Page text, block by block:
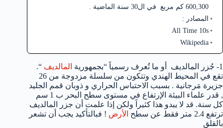
600,300 كم مربع في ال30 سنة الماضية .
المصادر :
All Time 10s
Wikipedia
1- جُزر المالديف أو ما تُعرف رسمياََ “بجمهورية المالديف “.
تقع في المحيط الهندي وتتكون من سلسلة مزدوجة من 26
جزيرة مَرجانية . بسبب الاحتباس الحراري و ذوبان قمم الجليد
, قدر علماء البيئة الإرتفاع في مستوى سطح البحر ب 1 سم
كل سنة. قد لا يبدو هذا كثيراََ ولكن إذا علمت أن جزر المالديف
ترتفع 2.4 متر فقط عن سطح
الأرض ! فبالتأكيد يجب أن تشعر
بالقلق